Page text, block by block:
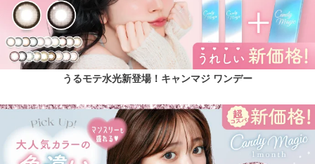
うるモテ水光新登場！キャンマジ ワンデー